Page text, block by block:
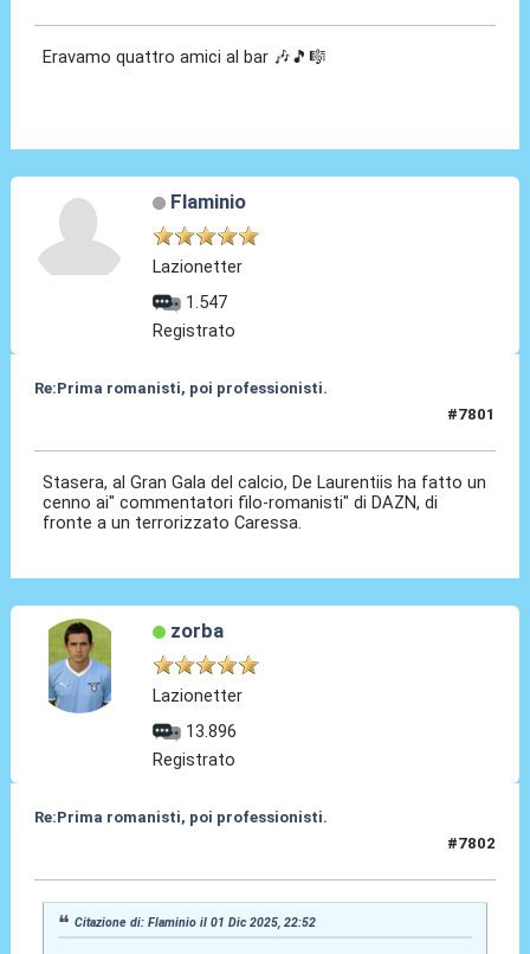
Eravamo quattro amici al bar 🎶🎵🎼
Flaminio
Lazionetter
1.547
Registrato
Re:Prima romanisti, poi professionisti.
#7801
Stasera, al Gran Gala del calcio, De Laurentiis ha fatto un
cenno ai" commentatori filo-romanisti" di DAZN, di
fronte a un terrorizzato Caressa.
zorba
Lazionetter
13.896
Registrato
Re:Prima romanisti, poi professionisti.
#7802
Citazione di: Flaminio il 01 Dic 2025, 22:52